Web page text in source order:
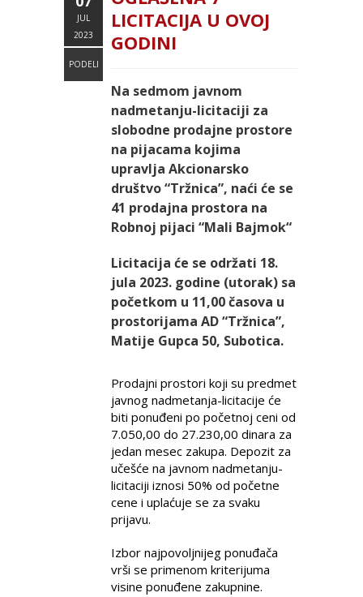
JUL
2023
PODELI
LICITACIJA U OVOJ
GODINI
Na sedmom javnom
nadmetanju-licitaciji za
slobodne prodajne prostore
na pijacama kojima
upravlja Akcionarsko
društvo “Tržnica”, naći će se
41 prodajna prostora na
Robnoj pijaci “Mali Bajmok“
Licitacija će se održati 18.
jula 2023. godine (utorak) sa
početkom u 11,00 časova u
prostorijama AD “Tržnica”,
Matije Gupca 50, Subotica.
Prodajni prostori koji su predmet
javnog nadmetanja-licitacije će
biti ponuđeni po početnoj ceni od
7.050,00 do 27.230,00 dinara za
jedan mesec zakupa. Depozit za
učešće na javnom nadmetanju-
licitaciji iznosi 50% od početne
cene i uplaćuje se za svaku
prijavu.
Izbor najpovoljnijeg ponuđača
vrši se primenom kriterijuma
visine ponuđene zakupnine.